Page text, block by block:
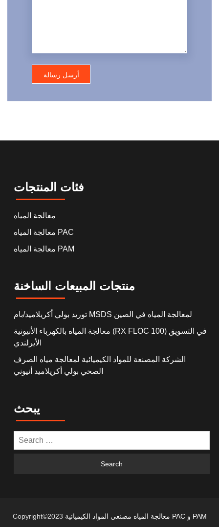
فئات المنتجات
معالجة المياه
معالجة المياه PAC
معالجة المياه PAM
منتجات المبيعات الساخنة
توريد بولي أكريلاميد/بام MSDS لمعالجة المياه في الصين
معالجة المياه بالكهرباء الأنيونية (RX FLOC 100) في التسويق
الأيرلندي
الشركة المصنعة للمواد الكيميائية لمعالجة مياه الصرف
الصحي بولي أكريلاميد أنيوني
يبحث
Copyright©2023 معالجة المياه مصنعي المواد الكيميائية PAC و PAM